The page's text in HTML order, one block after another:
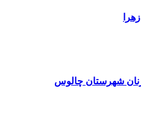
شهرستان چالوس